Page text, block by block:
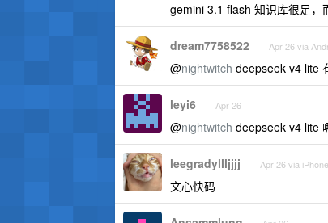
gemini 3.1 flash 知识库很足，
dream7758522 Apr 26 via
@nightwitch deepseek v4 lite
leyi6 Apr 26
@nightwitch deepseek v4 lite
leegradyllljjjj Apr 26 via iPhone
文心快码